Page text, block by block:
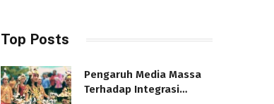
Top Posts
Pengaruh Media Massa
Terhadap Integrasi